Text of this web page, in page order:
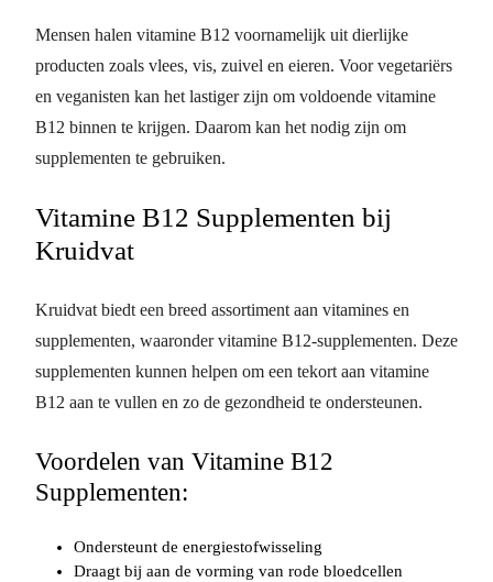
Mensen halen vitamine B12 voornamelijk uit dierlijke
producten zoals vlees, vis, zuivel en eieren. Voor vegetariërs
en veganisten kan het lastiger zijn om voldoende vitamine
B12 binnen te krijgen. Daarom kan het nodig zijn om
supplementen te gebruiken.
Vitamine B12 Supplementen bij
Kruidvat
Kruidvat biedt een breed assortiment aan vitamines en
supplementen, waaronder vitamine B12-supplementen. Deze
supplementen kunnen helpen om een tekort aan vitamine
B12 aan te vullen en zo de gezondheid te ondersteunen.
Voordelen van Vitamine B12
Supplementen:
Ondersteunt de energiestofwisseling
Draagt bij aan de vorming van rode bloedcellen